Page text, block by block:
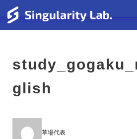
glish
草場代表